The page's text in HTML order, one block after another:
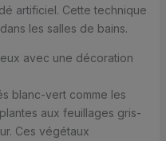
artificiel. Cette technique
les salles de bains.
avec une décoration
blanc-vert comme les
aux feuillages gris-
Ces végétaux